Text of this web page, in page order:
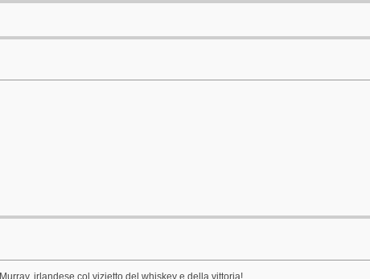
irlandese col vizietto del whiskey e della vittoria!